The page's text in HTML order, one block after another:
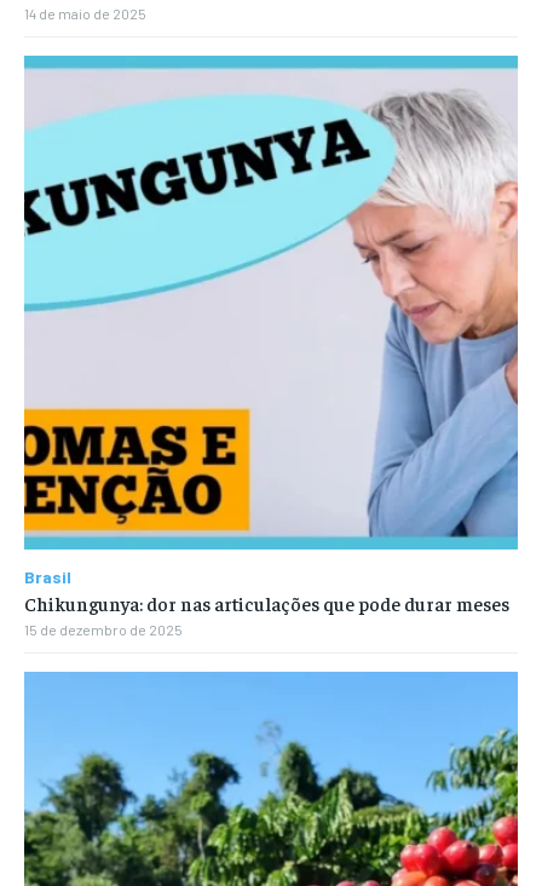
14 de maio de 2025
Brasil
Chikungunya: dor nas articulações que pode durar meses
15 de dezembro de 2025